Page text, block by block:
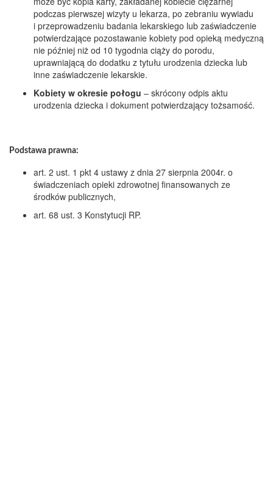
podczas pierwszej wizyty u lekarza, po zebraniu wywiadu
i przeprowadzeniu badania lekarskiego lub zaświadczenie
potwierdzające pozostawanie kobiety pod opieką medyczną
nie później niż od 10 tygodnia ciąży do porodu,
uprawniającą do dodatku z tytułu urodzenia dziecka lub
inne zaświadczenie lekarskie.
Kobiety w okresie połogu – skrócony odpis aktu
urodzenia dziecka i dokument potwierdzający tożsamość.
Podstawa prawna:
art. 2 ust. 1 pkt 4 ustawy z dnia 27 sierpnia 2004r. o
świadczeniach opieki zdrowotnej finansowanych ze
środków publicznych,
art. 68 ust. 3 Konstytucji RP.